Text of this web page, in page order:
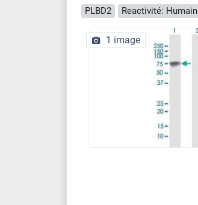
PLBD2 Reactivité: Humain
1 image